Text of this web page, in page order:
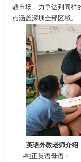
教市场，力争达到同样
点涵盖深圳全部区域。
英语外教老师介绍
-纯正英语母语；